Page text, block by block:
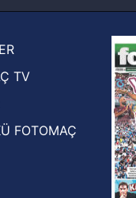
Crespo, Meksika
Atlas'ın yeni
TV
FOTOMAÇ